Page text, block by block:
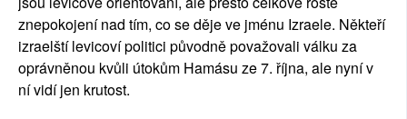
znepokojení nad tím, co se děje ve jménu Izraele. Někteří
izraelští levicoví politici původně považovali válku za
oprávněnou kvůli útokům Hamásu ze 7. října, ale nyní v
ní vidí jen krutost.